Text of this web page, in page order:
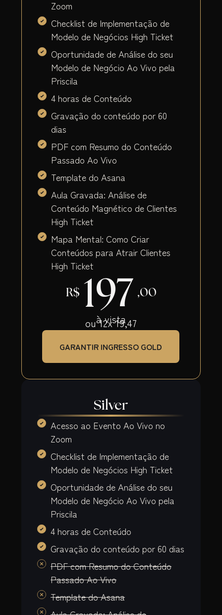
Zoom
Checklist de Implementação de
Modelo de Negócios High Ticket
Oportunidade de Análise do seu
Modelo de Negócio Ao Vivo pela
Priscila
4 horas de Conteúdo
Gravação do conteúdo por 60
dias
PDF com Resumo do Conteúdo
Passado Ao Vivo
Template do Asana
Aula Gravada: Análise de
Conteúdo Magnético de Clientes
High Ticket
Mapa Mental: Como Criar
Conteúdos para Atrair Clientes
High Ticket
R$ 197 ,00
à vista
ou 12x 19,47
GARANTIR INGRESSO GOLD
Silver
Acesso ao Evento Ao Vivo no
Zoom
Checklist de Implementação de
Modelo de Negócios High Ticket
Oportunidade de Análise do seu
Modelo de Negócio Ao Vivo pela
Priscila
4 horas de Conteúdo
Gravação do conteúdo por 60 dias
PDF com Resumo do Conteúdo
Passado Ao Vivo
Template do Asana